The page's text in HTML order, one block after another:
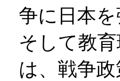
争に日本
そして教
は、戦争